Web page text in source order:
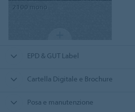
2100 mono
EPD & GUT Label
Cartella Digitale e Brochure
Posa e manutenzione